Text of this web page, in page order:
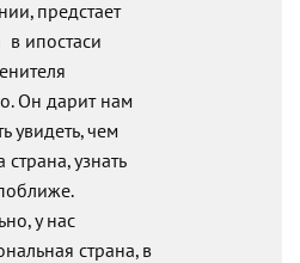
предстает
ипостаси
Он дарит нам
увидеть, чем
узнать
у нас
страна, в